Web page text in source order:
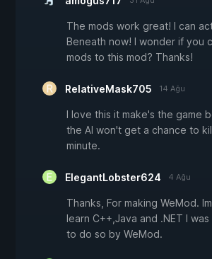
The mods work great! I can
Beneath now! I wonder if you
mods to this mod? Thanks!
RelativeMask705 14 Ağu
I love this it make's the game
the AI won't get a chance to
minute.
ElegantLobster624 4 Ağu
Thanks, For making WeMod.
learn C++,Java and .NET I
to do so by WeMod.